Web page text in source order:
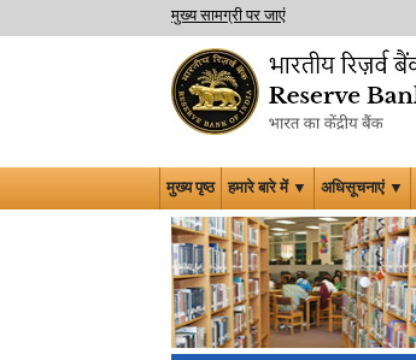
मुख्य सामग्री पर जाएं
मुख्य पृष्ठ हमारे बारे में ▼ अधिसूचनाएं ▼